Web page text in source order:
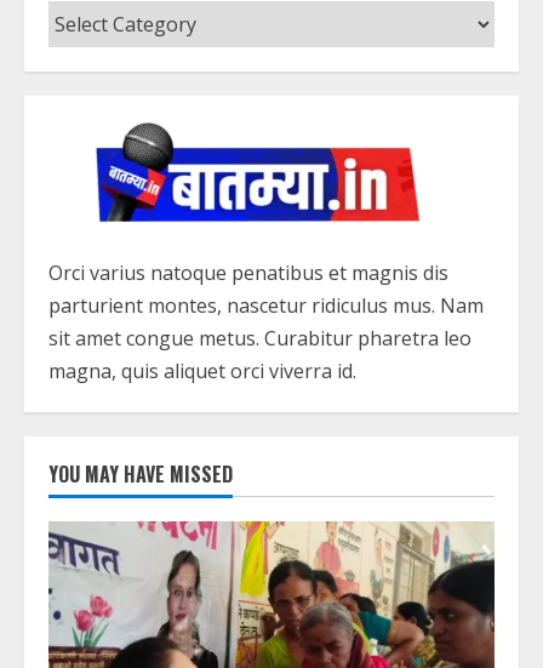
Categories
Orci varius natoque penatibus et magnis dis
parturient montes, nascetur ridiculus mus. Nam
sit amet congue metus. Curabitur pharetra leo
magna, quis aliquet orci viverra id.
YOU MAY HAVE MISSED